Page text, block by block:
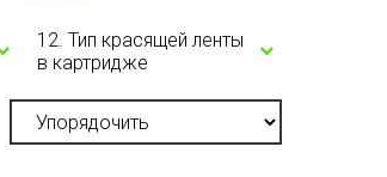
12. Тип красящей ленты
в картридже